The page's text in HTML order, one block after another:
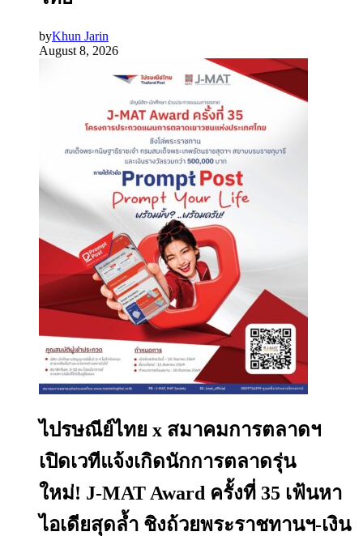
byKhun Jarin
August 8, 2026
ไปรษณีย์ไทย x สมาคมการตลาดฯ
เปิดเวทีแจ้งเกิดนักการตลาดรุ่น
ใหม่! J-MAT Award ครั้งที่ 35 เฟ้นหา
ไอเดียสุดล้ำ ชิงถ้วยพระราชทานฯ-เงิน